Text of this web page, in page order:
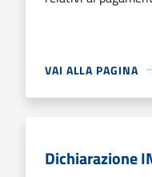
VAI ALLA PAGINA
Dichiarazione